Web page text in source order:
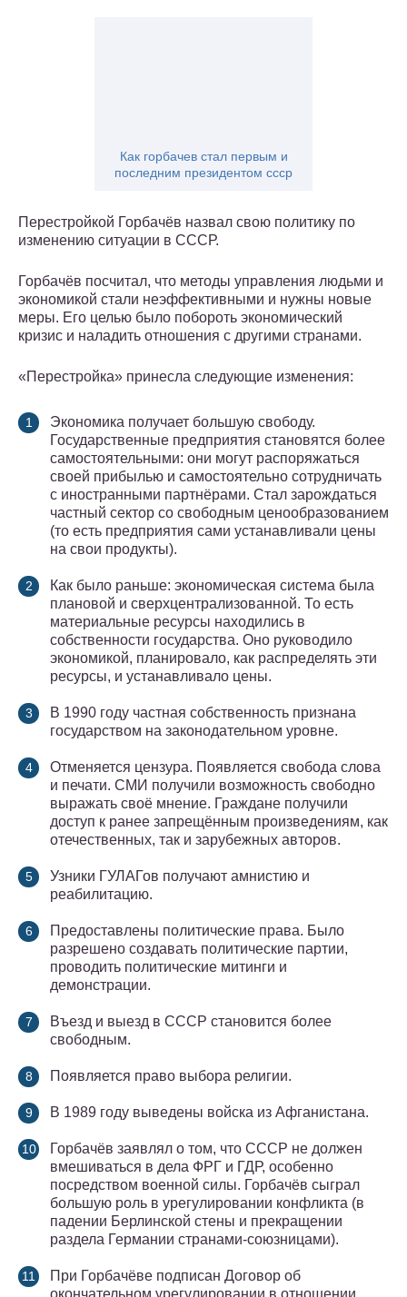
Как горбачев стал первым и
последним президентом ссср
Перестройкой Горбачёв назвал свою политику по
изменению ситуации в СССР.
Горбачёв посчитал, что методы управления людьми и
экономикой стали неэффективными и нужны новые
меры. Его целью было побороть экономический
кризис и наладить отношения с другими странами.
«Перестройка» принесла следующие изменения:
Экономика получает большую свободу.
Государственные предприятия становятся более
самостоятельными: они могут распоряжаться
своей прибылью и самостоятельно сотрудничать
с иностранными партнёрами. Стал зарождаться
частный сектор со свободным ценообразованием
(то есть предприятия сами устанавливали цены
на свои продукты).
Как было раньше: экономическая система была
плановой и сверхцентрализованной. То есть
материальные ресурсы находились в
собственности государства. Оно руководило
экономикой, планировало, как распределять эти
ресурсы, и устанавливало цены.
В 1990 году частная собственность признана
государством на законодательном уровне.
Отменяется цензура. Появляется свобода слова
и печати. СМИ получили возможность свободно
выражать своё мнение. Граждане получили
доступ к ранее запрещённым произведениям, как
отечественных, так и зарубежных авторов.
Узники ГУЛАГов получают амнистию и
реабилитацию.
Предоставлены политические права. Было
разрешено создавать политические партии,
проводить политические митинги и
демонстрации.
Въезд и выезд в СССР становится более
свободным.
Появляется право выбора религии.
В 1989 году выведены войска из Афганистана.
Горбачёв заявлял о том, что СССР не должен
вмешиваться в дела ФРГ и ГДР, особенно
посредством военной силы. Горбачёв сыграл
большую роль в урегулировании конфликта (в
падении Берлинской стены и прекращении
раздела Германии странами-союзницами).
При Горбачёве подписан Договор об